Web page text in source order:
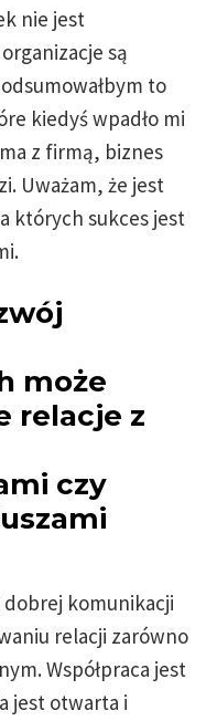
nie jest
są
to
kiedyś wpadło mi
z firmą, biznes
Uważam, że jest
których sukces jest
może
relacje z
czy
komunikacji
relacji zarówno
Współpraca jest
jest otwarta i